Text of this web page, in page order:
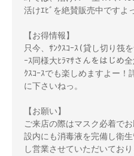
活けｴﾋﾞを絶賛販売中ですよ
【お得情報】
只今、ｻﾝｸｽｺｰｽ(貸し切り筏
ｰｽ同様大ﾋﾗﾏｻさんをはじめ
ｸｽｺｰｽでも楽しめますよー！
に下さいねっ。
【お願い】
ご来店の際はマスク必着で
設内にも消毒液を完備し衛
し営業させていただいてお